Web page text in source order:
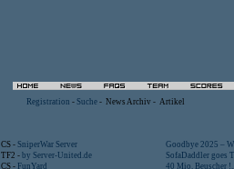
Registration - Suche - News Archiv - Artikel
CS - SniperWar Server
Goodbye 2025 –
TF2 - by Server-United.de
SofaDaddler goes
CS - FunYard
40 Mio. Beuscher